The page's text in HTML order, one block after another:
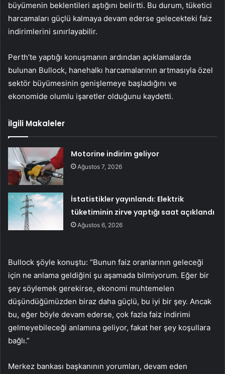
büyümenin beklentileri aştığını belirtti. Bu durum, tüketici
harcamaları güçlü kalmaya devam ederse gelecekteki faiz
indirimlerini sınırlayabilir.
Perth’te yaptığı konuşmanın ardından açıklamalarda
bulunan Bullock, hanehalkı harcamalarının artmasıyla özel
sektör büyümesinin genişlemeye başladığını ve
ekonomide olumlu işaretler olduğunu kaydetti.
İlgili Makaleler
Motorine indirim geliyor
Ağustos 7, 2026
İstatistikler yayınlandı: Elektrik
tüketiminin zirve yaptığı saat açıklandı
Ağustos 6, 2026
Bullock şöyle konuştu: “Bunun faiz oranlarının geleceği
için ne anlama geldiğini şu aşamada bilmiyorum. Eğer bir
şey söylemek gerekirse, ekonomi muhtemelen
düşündüğümüzden biraz daha güçlü, bu iyi bir şey. Ancak
bu, eğer böyle devam ederse, çok fazla faiz indirimi
gelmeyebileceği anlamına geliyor, fakat her şey koşullara
bağlı.”
Merkez bankası başkanının yorumları, devam eden